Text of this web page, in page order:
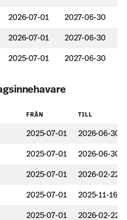
2026-07-01 2027-06-30
2026-07-01 2027-06-30
2025-07-01 2027-06-30
FRÅN TILL
2025-07-01 2026-06-30
2025-07-01 2026-06-30
2025-07-01 2026-02-22
2025-07-01 2025-11-16
2025-07-01 2026-02-22